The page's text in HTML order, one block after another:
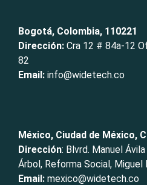
Bogotá, Colombia, 110221
Dirección: Cra 12 # 84a-12
82
Email: info@widetech.co
México, Ciudad de México,
Dirección: Blvrd. Manuel
Árbol, Reforma Social, Miguel
Email: mexico@widetech.co